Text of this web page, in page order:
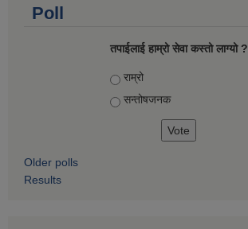
Poll
तपाईलाई हाम्रो सेवा कस्तो लाग्यो ?
Choices
राम्रो
सन्तोषज‍नक
Older polls
Results